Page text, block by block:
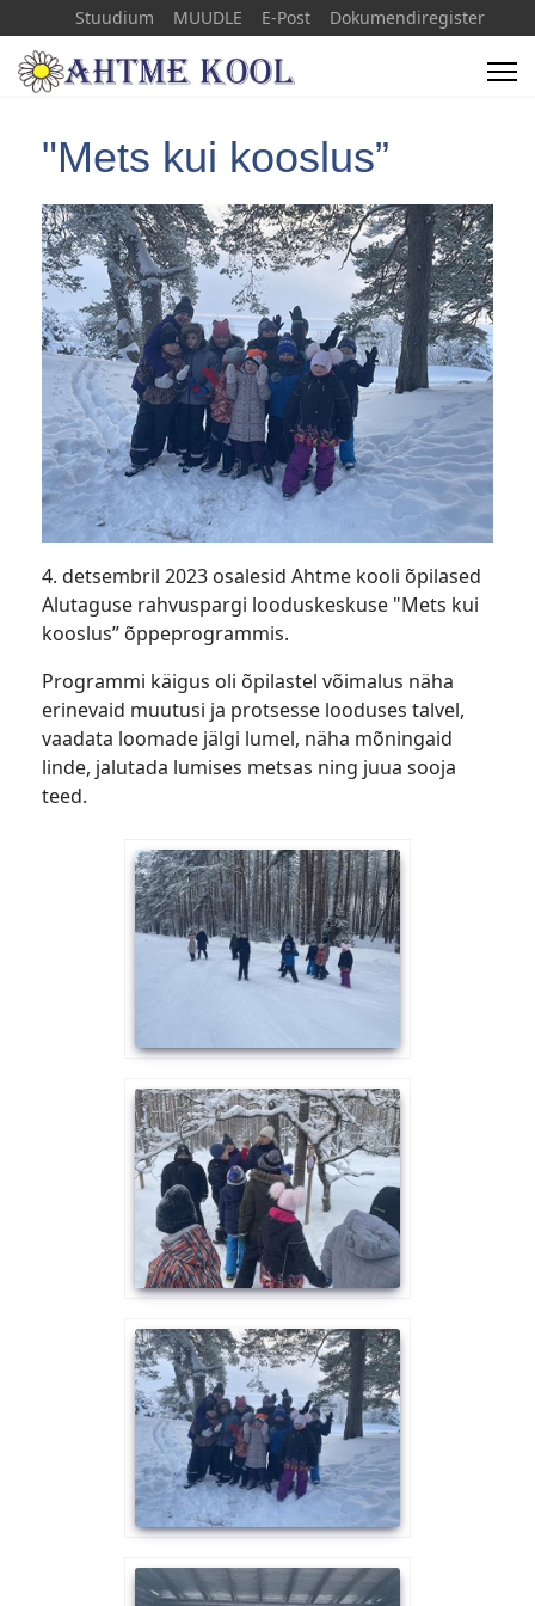
Stuudium MUUDLE E-Post Dokumendiregister
+372 33 66071 info(a)ahtmekool.ee
"Mets kui kooslus”
4. detsembril 2023 osalesid Ahtme kooli õpilased
Alutaguse rahvuspargi looduskeskuse "Mets kui
kooslus” õppeprogrammis.
Programmi käigus oli õpilastel võimalus näha
erinevaid muutusi ja protsesse looduses talvel,
vaadata loomade jälgi lumel, näha mõningaid
linde, jalutada lumises metsas ning juua sooja
teed.